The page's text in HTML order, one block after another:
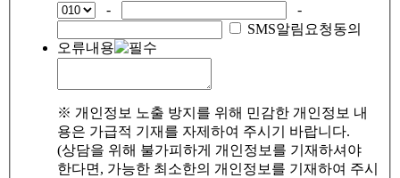
-
-
SMS알림요청동의
오류내용
※ 개인정보 노출 방지를 위해 민감한 개인정보 내
용은 가급적 기재를 자제하여 주시기 바랍니다.
(상담을 위해 불가피하게 개인정보를 기재하셔야
한다면, 가능한 최소한의 개인정보를 기재하여 주시